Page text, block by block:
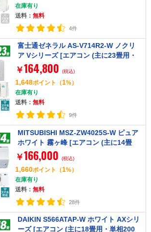
在庫有り
送料： 無料
4件
富士通ゼネラル AS-V714R2-W ノクリ
ア Vシリーズ [エアコン (主に23畳用・
単相200V)]
￥164,800 (税込)
1,648ポイント （1%）
在庫有り
送料： 無料
9件
MITSUBISHI MSZ-ZW4025S-W ピュア
ホワイト 霧ヶ峰 [エアコン (主に14畳
用・単相200V)]【まとめ買い対象A】
￥166,000 (税込)
1,660ポイント （1%）
在庫有り
送料： 無料
28件
DAIKIN S566ATAP-W ホワイト AXシリ
ーズ [エアコン (主に18畳用・単相200